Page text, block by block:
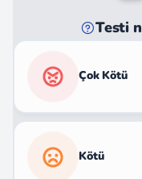
Testi
Çok Kötü
Kötü